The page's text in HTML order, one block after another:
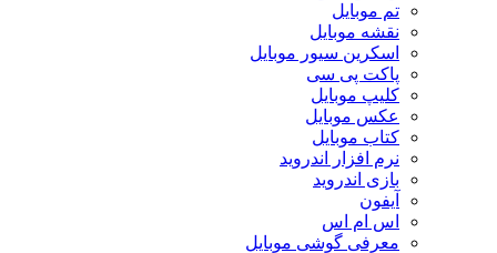
تم موبایل
نقشه موبایل
اسکرین سیور موبایل
پاکت پی سی
کلیپ موبایل
عکس موبایل
کتاب موبایل
نرم افزار اندروید
بازی اندروید
آیفون
اس ام اس
معرفی گوشی موبایل